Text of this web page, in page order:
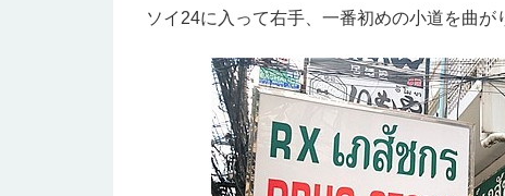
ソイ24に入って右手、一番初めの小道を曲が